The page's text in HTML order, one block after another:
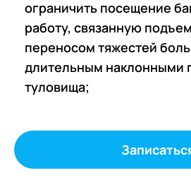
ограничить посещение
работу, связанную
переносом тяжестей
длительным наклонными
туловища;